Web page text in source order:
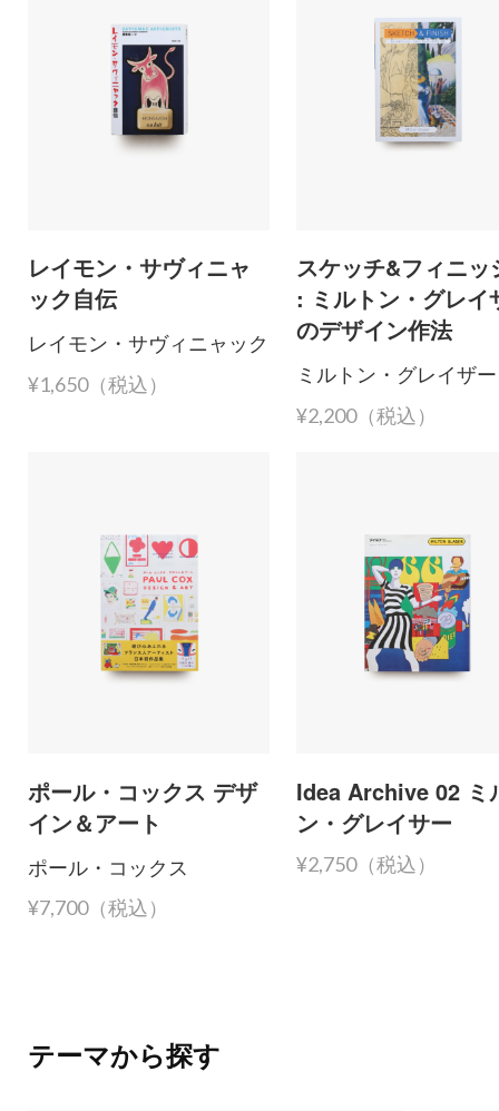
レイモン・サヴィニャ
ック自伝
レイモン・サヴィニャック
¥1,650（税込）
スケッチ&フィニッ
: ミルトン・グレイ
のデザイン作法
ミルトン・グレイザー
¥2,200（税込）
ポール・コックス デザ
イン＆アート
ポール・コックス
¥7,700（税込）
Idea Archive 02 ミ
ン・グレイサー
¥2,750（税込）
テーマから探す